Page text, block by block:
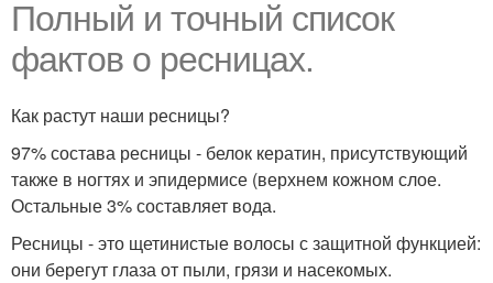
Полный и точный список
фактов о ресницах.
Как растут наши ресницы?
97% состава ресницы - белок кератин, присутствующий
также в ногтях и эпидермисе (верхнем кожном слое.
Остальные 3% составляет вода.
Ресницы - это щетинистые волосы с защитной функцией:
они берегут глаза от пыли, грязи и насекомых.